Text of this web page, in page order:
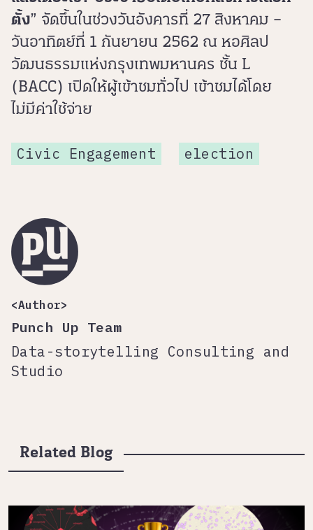
ตั้ง” จัดขึ้นในช่วงวันอังคารที่ 27 สิงหาคม –
วันอาทิตย์ที่ 1 กันยายน 2562 ณ หอศิลป
วัฒนธรรมแห่งกรุงเทพมหานคร ชั้น L
(BACC) เปิดให้ผู้เข้าชมทั่วไป เข้าชมได้โดย
ไม่มีค่าใช้จ่าย
Civic Engagement election
<Author>
Punch Up Team
Data-storytelling Consulting and
Studio
Related Blog